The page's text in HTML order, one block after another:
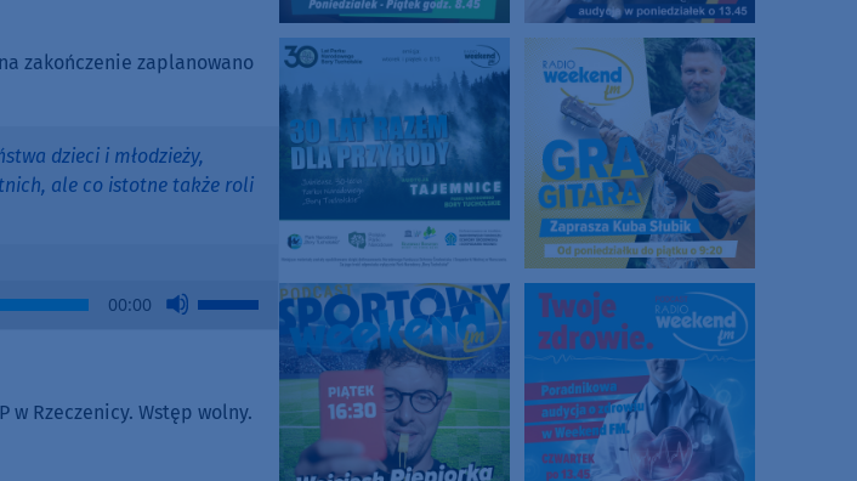
zakończenie zaplanowano
dzieci i młodzieży,
ale co istotne także roli
00:00
Use
Up/Down
to
w Rzeczenicy. Wstęp wolny.